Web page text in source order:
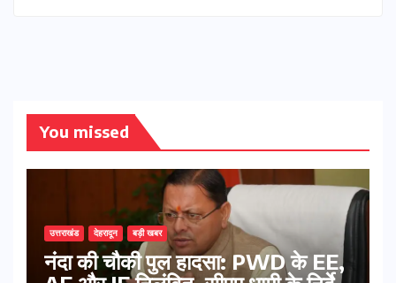
You missed
उत्तराखंड देहरादून बड़ी खबर
नंदा की चौकी पुल हादसा: PWD के EE,